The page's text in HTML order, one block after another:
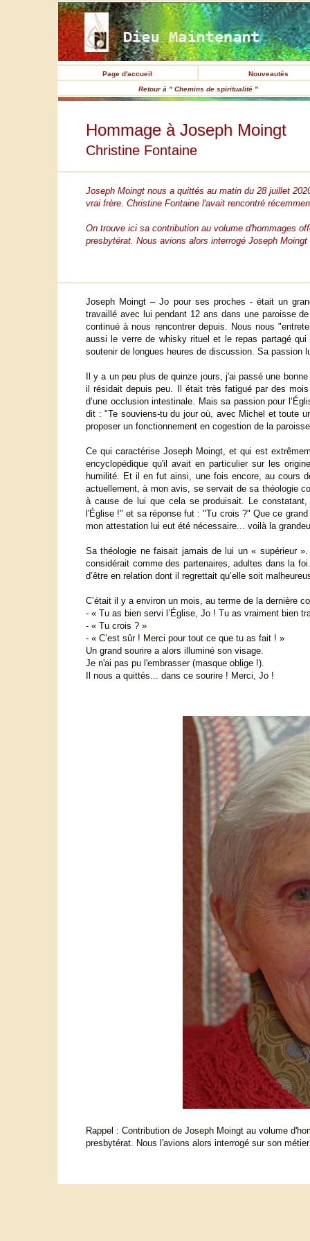
Page d'accueil
Nouveautés
Retour à " Chemins de spiritualité "
Hommage à Joseph Moingt
Christine Fontaine
Joseph Moingt nous a quittés au matin du 28 juillet
vrai frère. Christine Fontaine l'avait rencontré
On trouve ici sa contribution au volume d'hommages
presbytérat. Nous avions alors interrogé Joseph
Joseph Moingt – Jo pour ses proches - était un
travaillé avec lui pendant 12 ans dans une paroisse
continué à nous rencontrer depuis. Nous nous
aussi le verre de whisky rituel et le repas partagé
soutenir de longues heures de discussion. Sa passion
Il y a un peu plus de quinze jours, j'ai passé une
il résidait depuis peu. Il était très fatigué par des
d’une occlusion intestinale. Mais sa passion pour
dit : "Te souviens-tu du jour où, avec Michel et toute
proposer un fonctionnement en cogestion de la
Ce qui caractérise Joseph Moingt, et qui est
encyclopédique qu'il avait en particulier sur les
humilité. Et il en fut ainsi, une fois encore, au cours
actuellement, à mon avis, se servait de sa théologie
à cause de lui que cela se produisait. Le
l'Église !" et sa réponse fut : "Tu crois ?" Que ce
mon attestation lui eut été nécessaire... voilà la
Sa théologie ne faisait jamais de lui un « supérieur
considérait comme des partenaires, adultes dans la
d’être en relation dont il regrettait qu’elle soit
C’était il y a environ un mois, au terme de la dernière
- « Tu as bien servi l’Église, Jo ! Tu as vraiment bien
- « Tu crois ? »
- « C’est sûr ! Merci pour tout ce que tu as fait ! »
Un grand sourire a alors illuminé son visage.
Je n'ai pas pu l'embrasser (masque oblige !).
Il nous a quittés... dans ce sourire ! Merci, Jo !
Rappel : Contribution de Joseph Moingt au volume
presbytérat. Nous l'avions alors interrogé sur son